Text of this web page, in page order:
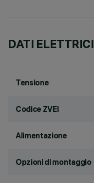
DATI ELETTRICI
Tensione
Codice ZVEI
Alimentazione
Opzioni di montaggio